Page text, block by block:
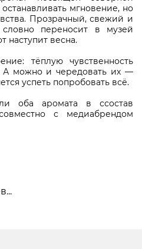
мгновение, но
Прозрачный, свежий и
переносит в музей
наступит весна.
тёплую чувственность
А можно и чередовать их —
успеть попробовать всё.
оба аромата в ссостав
с медиабрендом